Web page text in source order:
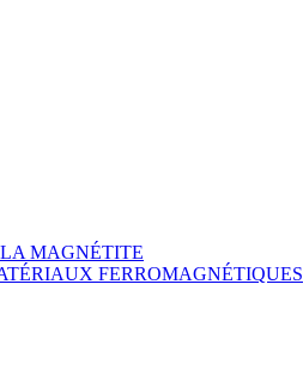
MAGNÉTITE
FERROMAGNÉTIQUES